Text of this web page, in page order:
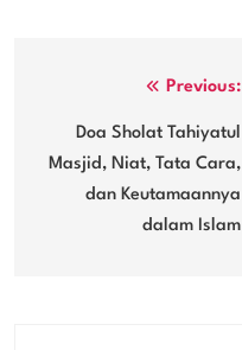
pos
Previous:
Doa Sholat Tahiyatul
Masjid, Niat, Tata Cara,
dan Keutamaannya
dalam Islam